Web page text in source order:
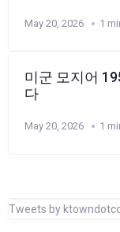
May 20, 2026 1
미군 모지어
다
May 20, 2026 1
Tweets by